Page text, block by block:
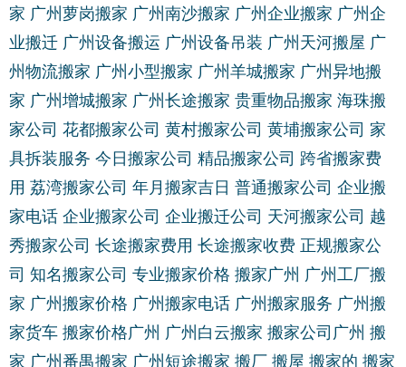
家 广州萝岗搬家 广州南沙搬家 广州企业搬家 广州企
业搬迁 广州设备搬运 广州设备吊装 广州天河搬屋 广
州物流搬家 广州小型搬家 广州羊城搬家 广州异地搬
家 广州增城搬家 广州长途搬家 贵重物品搬家 海珠搬
家公司 花都搬家公司 黄村搬家公司 黄埔搬家公司 家
具拆装服务 今日搬家公司 精品搬家公司 跨省搬家费
用 荔湾搬家公司 年月搬家吉日 普通搬家公司 企业搬
家电话 企业搬家公司 企业搬迁公司 天河搬家公司 越
秀搬家公司 长途搬家费用 长途搬家收费 正规搬家公
司 知名搬家公司 专业搬家价格 搬家广州 广州工厂搬
家 广州搬家价格 广州搬家电话 广州搬家服务 广州搬
家货车 搬家价格广州 广州白云搬家 搬家公司广州 搬
家 广州番禺搬家 广州短途搬家 搬厂 搬屋 搬家的 搬家